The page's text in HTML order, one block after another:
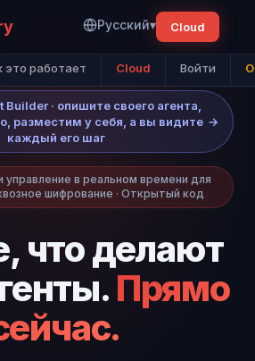
Русский▾ Cloud
это работает Cloud Войти
· опишите своего агента,
разместим у себя, а вы видите
каждый его шаг
→
в реальном времени для
шифрование · Открытый код
что делают
Прямо